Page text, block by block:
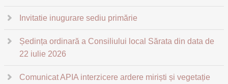
Invitatie inugurare sediu primărie
Ședința ordinară a Consiliului local Sărata din data de
22 iulie 2026
Comunicat APIA interzicere ardere miriști și vegetație